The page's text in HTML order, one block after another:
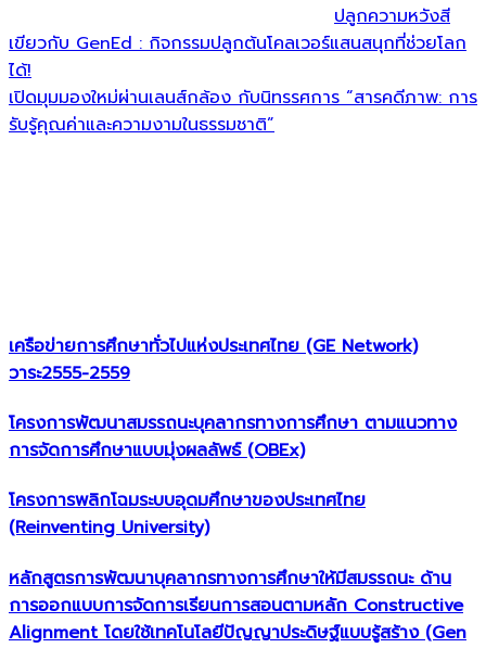
ปลูกความหวังสี
เขียวกับ GenEd : กิจกรรมปลูกต้นโคลเวอร์แสนสนุกที่ช่วยโลก
ได้!
เปิดมุมมองใหม่ผ่านเลนส์กล้อง กับนิทรรศการ “สารคดีภาพ: การ
รับรู้คุณค่าและความงามในธรรมชาติ”
เครือข่ายการศึกษาทั่วไปแห่งประเทศไทย (GE Network)​
วาระ2555-2559
โครงการพัฒนาสมรรถนะบุคลากรทางการศึกษา ตามแนวทาง
การจัดการศึกษาแบบมุ่งผลลัพธ์ (OBEx)
โครงการพลิกโฉมระบบอุดมศึกษาของประเทศไทย
(Reinventing University)
หลักสูตรการพัฒนาบุคลากรทางการศึกษาให้มีสมรรถนะ ด้าน
การออกแบบการจัดการเรียนการสอนตามหลัก Constructive
Alignment โดยใช้เทคโนโลยีปัญญาประดิษฐ์แบบรู้สร้าง (Gen